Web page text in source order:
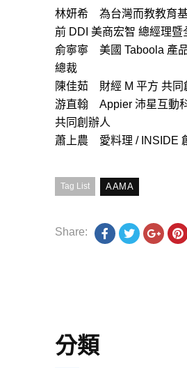
林妍希 為台灣而教教育
前 DDI 美商宏智 總經理暨
俞寧寧 美國 Taboola 產
總裁
陳佳茹 財經 M 平方 共同
游直翰 Appier 沛星互動
共同創辦人
蕭上農 愛料理 / INSIDE
Tag List AAMA
Share:
分類